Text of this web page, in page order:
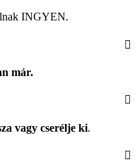
INGYEN.
már.
vagy cserélje ki.